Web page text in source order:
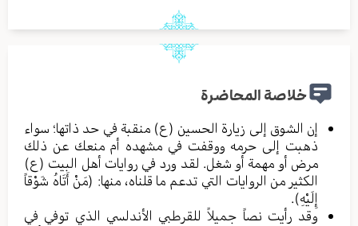
خلاصة المحاضرة
إن الشوق إلى زيارة الحسين (ع) منقبة في حد ذاتها؛ سواء
ذهبت إلى حرمه ووقفت في مشهده أم منعك عن ذلك
مرض أو مهمة أو شغل. لقد ورد في روايات أهل البيت (ع)
الكثير من الروايات التي تدعم ما قلناه، منها: (مَنْ أَتَاهُ شَوْقاً
إِلَيْهِ).
وقد رأيت نصاً جميلاً للقرطبي الأندلسي الذي توفي في